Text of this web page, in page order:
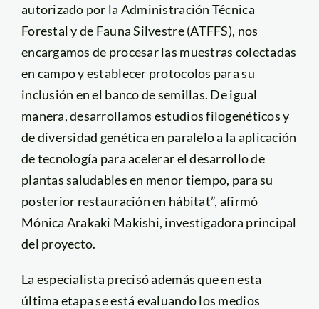
autorizado por la Administración Técnica
Forestal y de Fauna Silvestre (ATFFS), nos
encargamos de procesar las muestras colectadas
en campo y establecer protocolos para su
inclusión en el banco de semillas. De igual
manera, desarrollamos estudios filogenéticos y
de diversidad genética en paralelo a la aplicación
de tecnología para acelerar el desarrollo de
plantas saludables en menor tiempo, para su
posterior restauración en hábitat”, afirmó
Mónica Arakaki Makishi, investigadora principal
del proyecto.
La especialista precisó además que en esta
última etapa se está evaluando los medios